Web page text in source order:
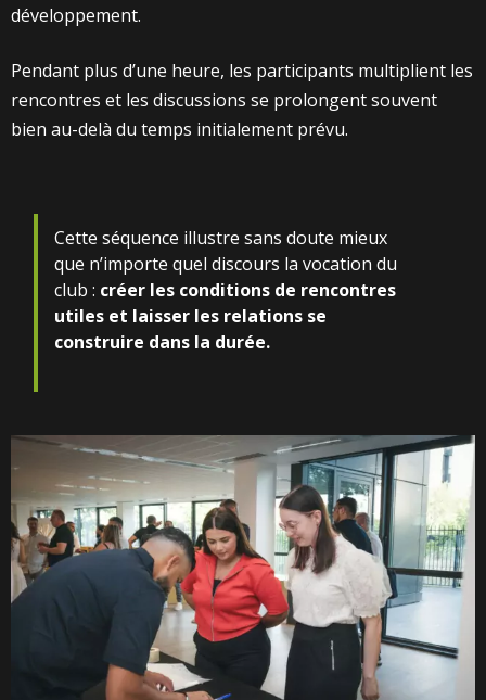
développement.
Pendant plus d’une heure, les participants multiplient les
rencontres et les discussions se prolongent souvent
bien au-delà du temps initialement prévu.
Cette séquence illustre sans doute mieux
que n’importe quel discours la vocation du
club : créer les conditions de rencontres
utiles et laisser les relations se
construire dans la durée.